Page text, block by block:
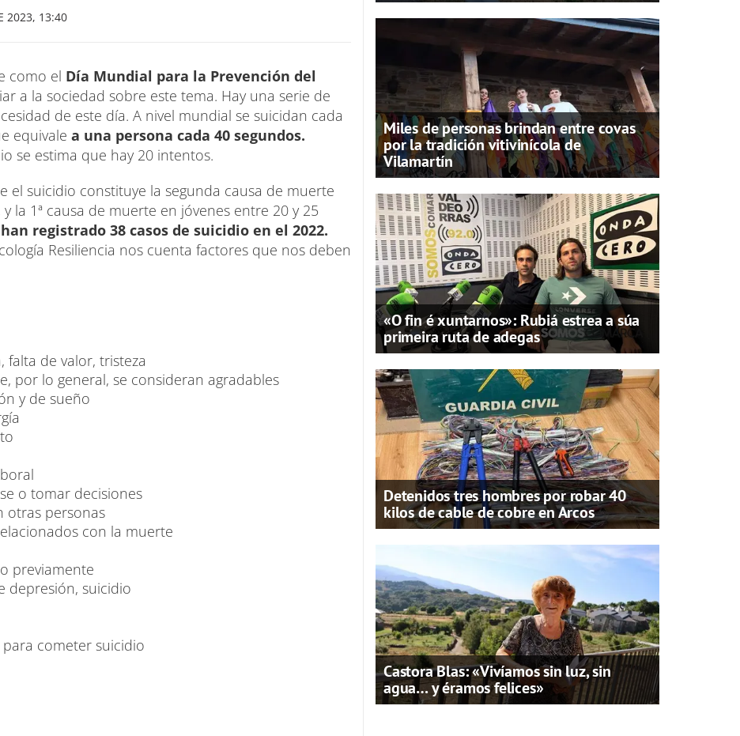
2023, 13:40
como el Día Mundial para la Prevención del
a la sociedad sobre este tema. Hay una serie de
de este día. A nivel mundial se suicidan cada
equivale a una persona cada 40 segundos.
se estima que hay 20 intentos.
el suicidio constituye la segunda causa de muerte
la 1ª causa de muerte en jóvenes entre 20 y 25
registrado 38 casos de suicidio en el 2022.
Resiliencia nos cuenta factores que nos deben
falta de valor, tristeza
por lo general, se consideran agradables
y de sueño
o tomar decisiones
otras personas
con la muerte
previamente
depresión, suicidio
cometer suicidio
Miles de personas brindan entre covas
por la tradición vitivinícola de
Vilamartín
«O fin é xuntarnos»: Rubiá estrea a súa
primeira ruta de adegas
Detenidos tres hombres por robar 40
kilos de cable de cobre en Arcos
Castora Blas: «Vivíamos sin luz, sin
agua… y éramos felices»